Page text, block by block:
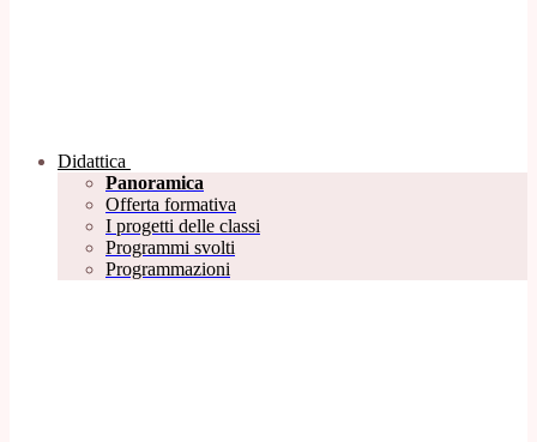
Didattica
Panoramica
Offerta formativa
I progetti delle classi
Programmi svolti
Programmazioni